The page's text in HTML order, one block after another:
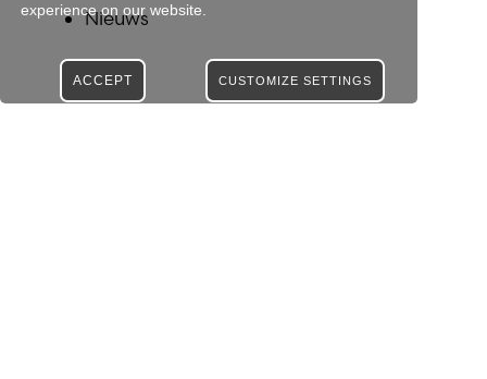
experience on our website.
CUSTOMIZE SETTINGS
ACCEPT
Nieuws